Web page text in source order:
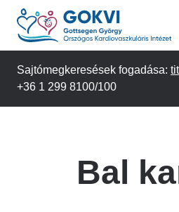
Ugrás
tartalomra
Sajtómegkeresések fogadása:
+36 1 299 8100/100
Bal